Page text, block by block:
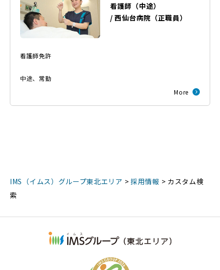
看護師（中途）
/西仙台病院 （正職員）
看護師免許
中途、 常勤
More
IMS（イムス）グループ東北エリア >採用情報 > カスタム検
索